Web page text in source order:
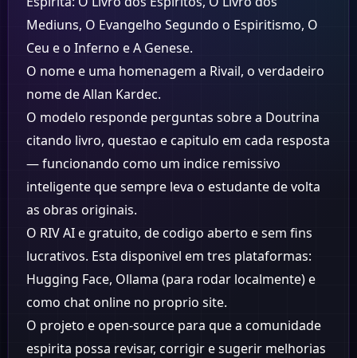
Mediuns, O Evangelho Segundo o Espiritismo, O
Ceu e o Inferno e A Genese.
O nome e uma homenagem a Rivail, o verdadeiro
nome de Allan Kardec.
O modelo responde perguntas sobre a Doutrina
citando livro, questao e capitulo em cada resposta
— funcionando como um indice remissivo
inteligente que sempre leva o estudante de volta
as obras originais.
O RIV AI e gratuito, de codigo aberto e sem fins
lucrativos. Esta disponivel em tres plataformas:
Hugging Face, Ollama (para rodar localmente) e
como chat online no proprio site.
O projeto e open-source para que a comunidade
espirita possa revisar, corrigir e sugerir melhorias